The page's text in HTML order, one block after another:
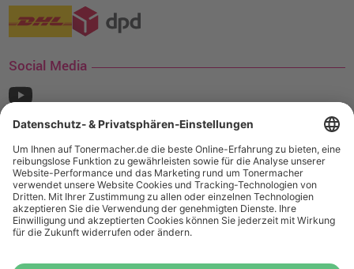
Social Media
¹ Nur gültig für den Versand innerhalb Deutschlands. Befindet sich ein Warenwert
von mindestens 35€ (inkl. Mwst.) an Ampertec Artikeln in Ihrem Warenkorb, ist der
Versand für Sie kostenfrei.